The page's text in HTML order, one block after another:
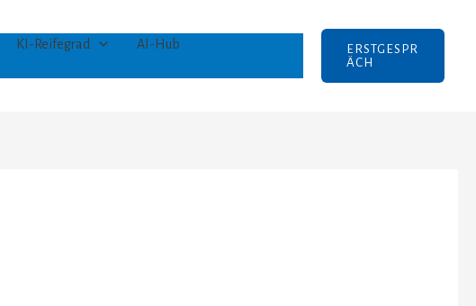
KI-Reifegrad
AI-Hub
ERSTGESPR
ÄCH